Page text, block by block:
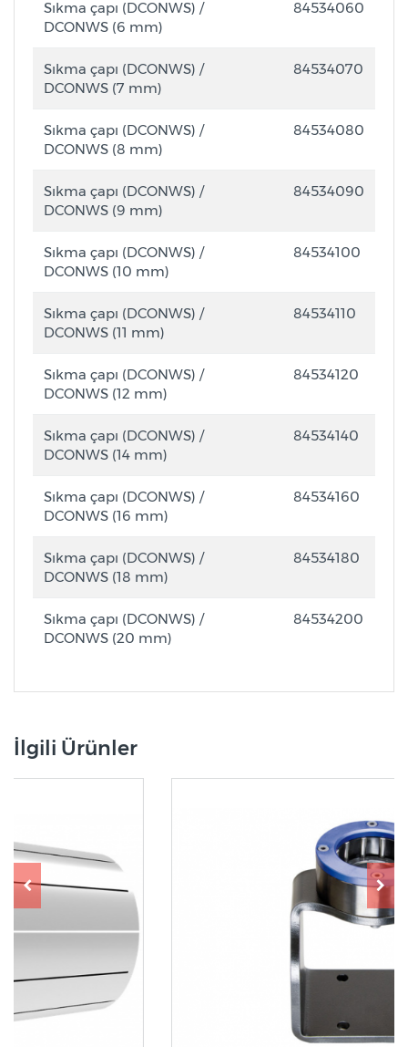
Sıkma çapı (DCONWS) /
DCONWS (6 mm)
84534060
Sıkma çapı (DCONWS) /
DCONWS (7 mm)
84534070
Sıkma çapı (DCONWS) /
DCONWS (8 mm)
84534080
Sıkma çapı (DCONWS) /
DCONWS (9 mm)
84534090
Sıkma çapı (DCONWS) /
DCONWS (10 mm)
84534100
Sıkma çapı (DCONWS) /
DCONWS (11 mm)
84534110
Sıkma çapı (DCONWS) /
DCONWS (12 mm)
84534120
Sıkma çapı (DCONWS) /
DCONWS (14 mm)
84534140
Sıkma çapı (DCONWS) /
DCONWS (16 mm)
84534160
Sıkma çapı (DCONWS) /
DCONWS (18 mm)
84534180
Sıkma çapı (DCONWS) /
DCONWS (20 mm)
84534200
İlgili Ürünler